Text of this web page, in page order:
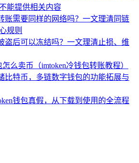
能提供相关内容
账需要同样的网络吗？一文理清同链
规则
盗后可以冻结吗？一文理清止损、维
么卖币（imtoken冷钱包转账教程）
比特币，多链数字钱包的功能拓展与
钱包真假，从下载到使用的全流程